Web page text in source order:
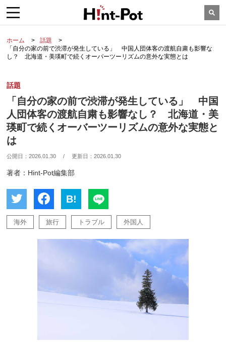
ホーム
話題
「自分の家の前で渋滞が発生している」 中国人団体客の渡航自粛も影響な
し？ 北海道・美瑛町で続くオーバーツーリズムの意外な実態とは
話題
「自分の家の前で渋滞が発生している」 中国
人団体客の渡航自粛も影響なし？ 北海道・美
瑛町で続くオーバーツーリズムの意外な実態と
は
公開日：2026.01.30 / 更新日：2026.01.30
著者：Hint-Pot編集部
B!
海外 旅行 トラブル 外国人